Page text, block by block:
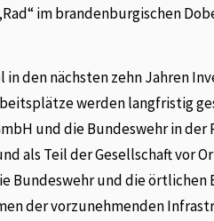
im brandenburgischen
den nächsten zehn Jahren
werden langfristig
und die Bundeswehr in
als Teil der Gesellschaft vor
und die örtlichen
der vorzunehmenden